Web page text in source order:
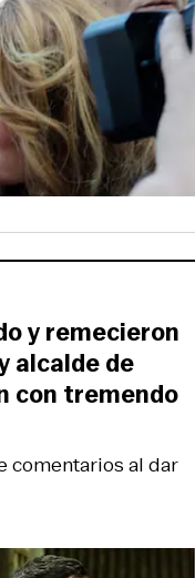
comentarios al dar
y remecieron
alcalde de
con tremendo